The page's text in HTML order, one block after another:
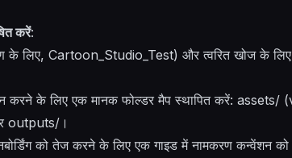
करें:
के लिए, Cartoon_Studio_Test) और त्वरित खोज के
करने के लिए एक मानक फोल्डर मैप स्थापित करें:
outputs/।
को तेज करने के लिए एक गाइड में नामकरण कन्वेंशन